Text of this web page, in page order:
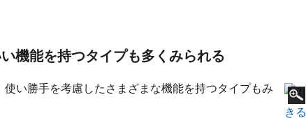
機能を持つタイプも多くみられる
使い勝手を考慮したさまざまな機能を持つタイプもみ